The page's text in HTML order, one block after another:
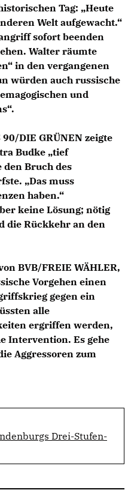
Tag: „Heute
Welt aufgewacht.“
sofort beenden
Walter räumte
in den vergangenen
würden auch russische
und
DIE GRÜNEN zeigte
Budke „tief
Bruch des
„Das muss
haben.“
keine Lösung; nötig
die Rückkehr an den
BVB/FREIE WÄHLER,
Vorgehen einen
gegen ein
alle
ergriffen werden,
Intervention. Es gehe
Aggressoren zum
Drei-Stufen-